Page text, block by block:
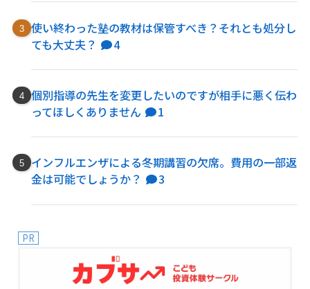
使い終わった塾の教材は保管すべき？それとも処分し
ても大丈夫？
4
個別指導の先生を変更したいのですが相手に悪く伝わ
ってほしくありません
1
インフルエンザによる冬期講習の欠席。費用の一部返
金は可能でしょうか？
3
PR